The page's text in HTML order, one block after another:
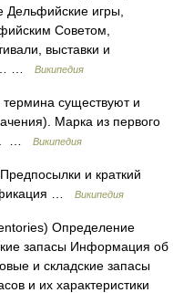
игры,
Советом,
выставки и
…
Википедия
существуют и
Марка из первого
…
Википедия
и краткий
…
Википедия
Определение
запасы Информация об
и складские запасы
и их характеристики